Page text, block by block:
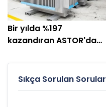
Bir yılda %197
kazandıran ASTOR'da
pay aldı!
Sıkça Sorulan Sorular